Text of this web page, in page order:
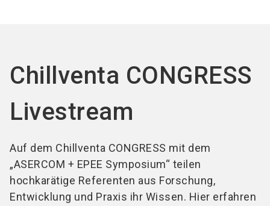
search
Chillventa CONGRESS
Livestream
Auf dem Chillventa CONGRESS mit dem
„ASERCOM + EPEE Symposium“ teilen
hochkarätige Referenten aus Forschung,
Entwicklung und Praxis ihr Wissen. Hier erfahren